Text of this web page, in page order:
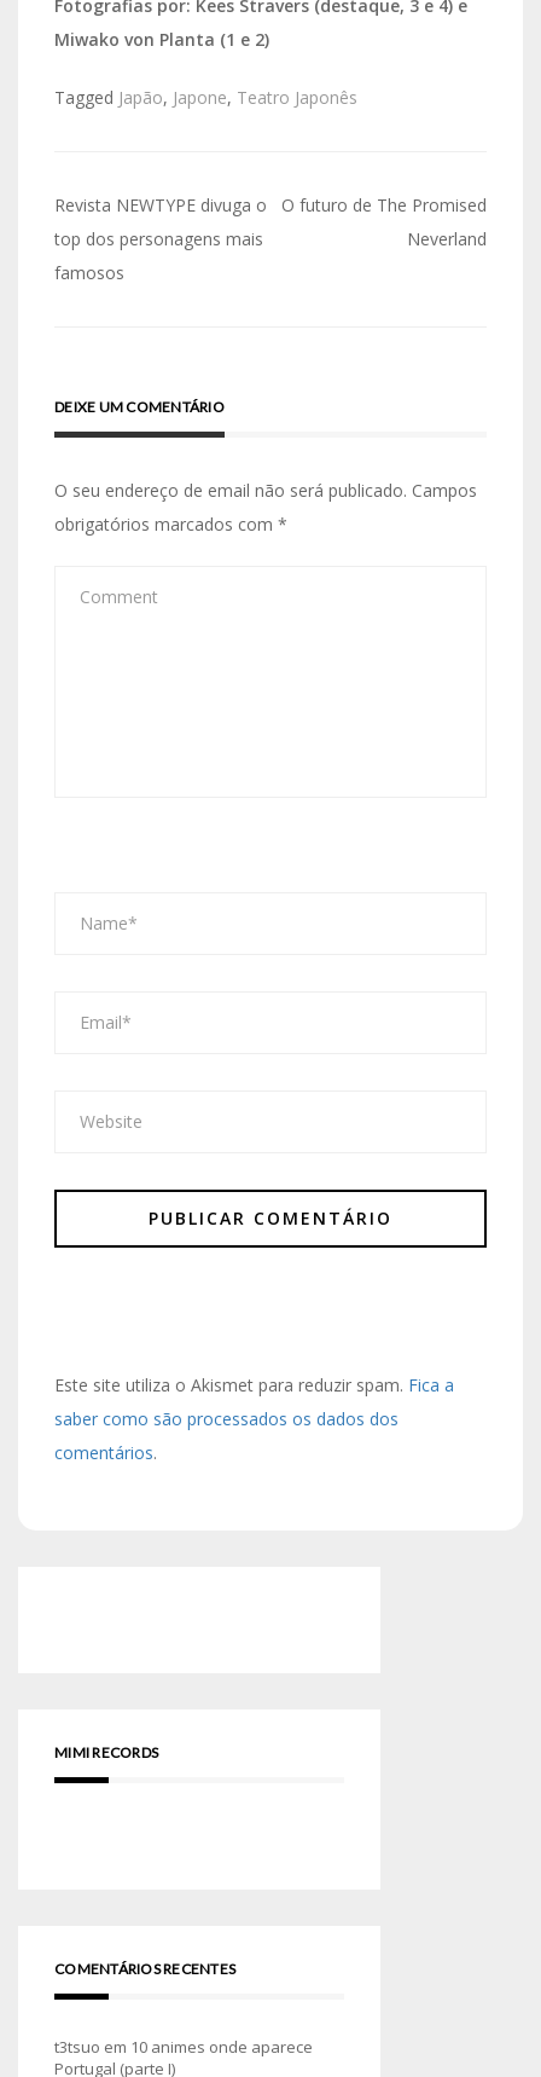
Fotografias por: Kees Stravers (destaque, 3 e 4) e
Miwako von Planta (1 e 2)
Tagged Japão, Japone, Teatro Japonês
Navegação
de
artigos
Revista NEWTYPE divuga o
top dos personagens mais
famosos
O futuro de The Promised
Neverland
DEIXE UM COMENTÁRIO
O seu endereço de email não será publicado. Campos
obrigatórios marcados com *
Este site utiliza o Akismet para reduzir spam. Fica a
saber como são processados os dados dos
comentários.
MIMI RECORDS
COMENTÁRIOS RECENTES
t3tsuo em 10 animes onde aparece
Portugal (parte I)